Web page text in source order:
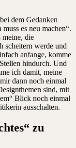
dem Gedanken
es neu machen“.
meine, die
scheitern werde und
anfange, komme
hindurch. Und
ich damit, meine
dann noch einmal
sind, mit
Blick noch einmal
ausschalten.
zu